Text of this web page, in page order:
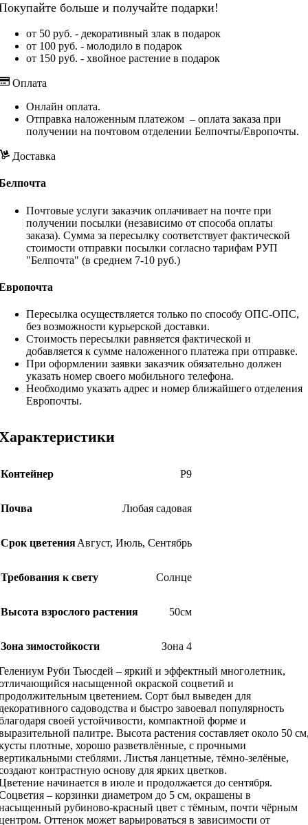
больше и получайте подарки!
от 50 руб. - декоративный злак в подарок
от 100 руб. - молодило в подарок
от 150 руб. - хвойное растение в подарок
Оплата
Онлайн оплата.
Отправка наложенным платежом – оплата заказа при
получении на почтовом отделении Белпочты/Европочты.
Доставка
Почтовые услуги заказчик оплачивает на почте при
получении посылки (независимо от способа оплаты
заказа). Сумма за пересылку соответствует фактической
стоимости отправки посылки согласно тарифам РУП
"Белпочта" (в среднем 7-10 руб.)
Пересылка осуществляется только по способу ОПС-ОПС,
без возможности курьерской доставки.
Стоимость пересылки равняется фактической и
добавляется к сумме наложенного платежа при отправке.
При оформлении заявки заказчик обязательно должен
указать номер своего мобильного телефона.
Необходимо указать адрес и номер ближайшего отделения
Европочты.
Контейнер Р9
Почва Любая садовая
Срок цветенияАвгуст, Июль, Сентябрь
Требования к свету Солнце
Высота взрослого растения 50см
Зона зимостойкости Зона 4
Руби Тьюсдей – яркий и эффектный многолетник,
насыщенной окраской соцветий и
цветением. Сорт был выведен для
садоводства и быстро завоевал популярность
своей устойчивости, компактной форме и
палитре. Высота растения составляет около 50
плотные, хорошо разветвлённые, с прочными
стеблями. Листья ланцетные, тёмно-зелёные,
контрастную основу для ярких цветков.
начинается в июле и продолжается до сентября.
– корзинки диаметром до 5 см, окрашены в
рубиново-красный цвет с тёмным, почти чёрным
Оттенок может варьироваться в зависимости от